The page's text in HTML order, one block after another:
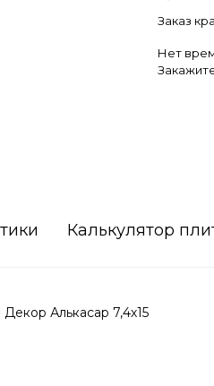
Заказ
Нет
Калькулятор
Алькасар 7,4х15